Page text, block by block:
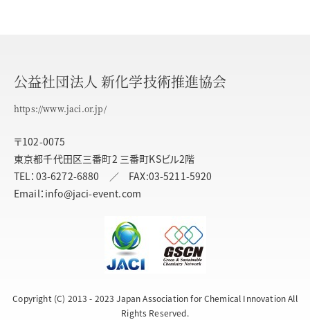
公益社団法人 新化学技術推進協会
https://www.jaci.or.jp/
〒102-0075
東京都千代田区三番町2 三番町KSビル2階
TEL：03-6272-6880 ／ FAX:03-5211-5920
Email：info@jaci-event.com
Copyright (C) 2013 - 2023 Japan Association for Chemical Innovation All
Rights Reserved.